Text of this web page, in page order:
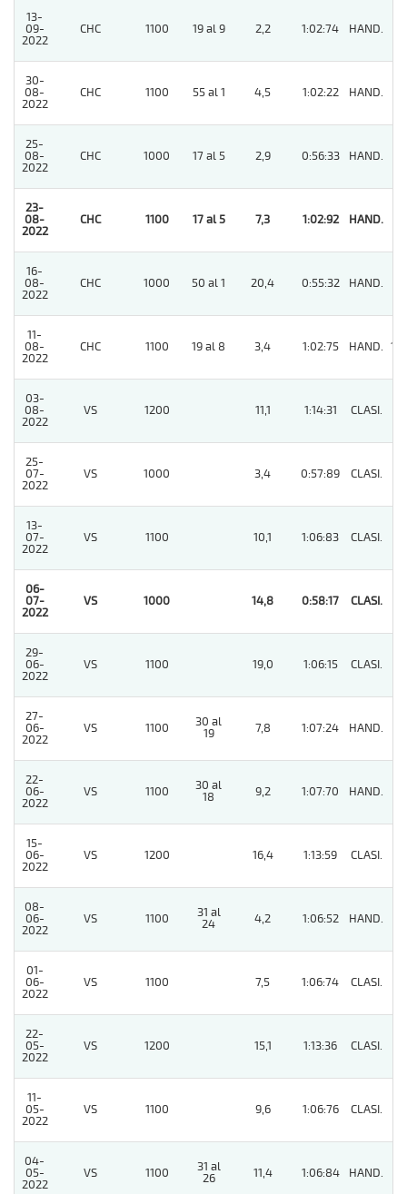
13-
09-
2022
CHC 1100 19 al 9 2,2 1:02:74 HAND.
30-
08-
2022
CHC 1100 55 al 1 4,5 1:02:22 HAND.
25-
08-
2022
CHC 1000 17 al 5 2,9 0:56:33 HAND.
23-
08-
2022
CHC 1100 17 al 5 7,3 1:02:92 HAND.
16-
08-
2022
CHC 1000 50 al 1 20,4 0:55:32 HAND.
11-
08-
2022
CHC 1100 19 al 8 3,4 1:02:75 HAND. 10
03-
08-
2022
VS 1200 11,1 1:14:31 CLASI.
25-
07-
2022
VS 1000 3,4 0:57:89 CLASI.
13-
07-
2022
VS 1100 10,1 1:06:83 CLASI.
06-
07-
2022
VS 1000 14,8 0:58:17 CLASI.
29-
06-
2022
VS 1100 19,0 1:06:15 CLASI.
27-
06-
2022
VS 1100
30 al
19
7,8 1:07:24 HAND.
22-
06-
2022
VS 1100
30 al
18
9,2 1:07:70 HAND.
15-
06-
2022
VS 1200 16,4 1:13:59 CLASI.
08-
06-
2022
VS 1100
31 al
24
4,2 1:06:52 HAND.
01-
06-
2022
VS 1100 7,5 1:06:74 CLASI.
22-
05-
2022
VS 1200 15,1 1:13:36 CLASI.
11-
05-
2022
VS 1100 9,6 1:06:76 CLASI.
04-
05-
2022
VS 1100
31 al
26
11,4 1:06:84 HAND.